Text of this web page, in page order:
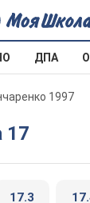
ДПА
1997
17
17.3